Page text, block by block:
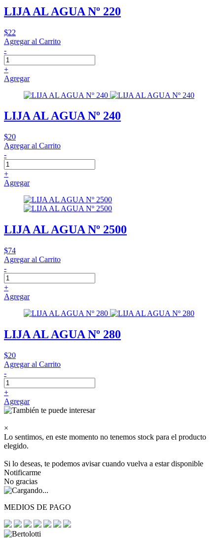
LIJA AL AGUA Nº 220
$22
Agregar al Carrito
-
+
Agregar
LIJA AL AGUA Nº 240
$20
Agregar al Carrito
-
+
Agregar
LIJA AL AGUA Nº 2500
$74
Agregar al Carrito
-
+
Agregar
LIJA AL AGUA Nº 280
$20
Agregar al Carrito
-
+
Agregar
×
Lo sentimos, en este momento no tenemos stock para el producto
elegido.
Si lo deseas, te podemos avisar cuando vuelva a estar disponible
Notificarme
No gracias
MEDIOS DE PAGO